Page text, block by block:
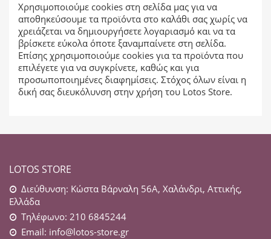
Χρησιμοποιούμε cookies στη σελίδα μας για να
αποθηκεύσουμε τα προϊόντα στο καλάθι σας χωρίς να
χρειάζεται να δημιουργήσετε λογαριασμό και να τα
βρίσκετε εύκολα όποτε ξαναμπαίνετε στη σελίδα.
Επίσης χρησιμοποιούμε cookies για τα προϊόντα που
επιλέγετε για να συγκρίνετε, καθώς και για
προσωποποιημένες διαφημίσεις. Στόχος όλων είναι η
δική σας διευκόλυνση στην χρήση του Lotos Store.
LOTOS STORE
Διεύθυνση: Κώστα Βάρναλη 56Α, Χαλάνδρι, Αττικής,
Ελλάδα
Τηλέφωνο: 210 6845244
Email: info@lotos-store.gr